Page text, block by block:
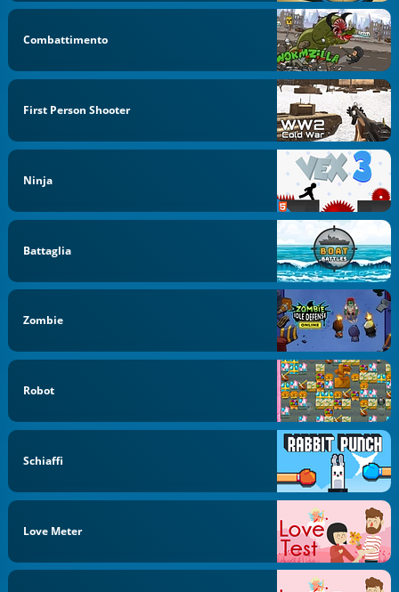
Combattimento
First Person Shooter
Ninja
Battaglia
Zombie
Robot
Schiaffi
Love Meter